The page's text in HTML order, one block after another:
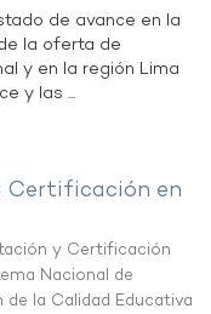
de avance en la
la oferta de
y en la región Lima
y las ...
Certificación en
y Certificación
Nacional de
la Calidad Educativa